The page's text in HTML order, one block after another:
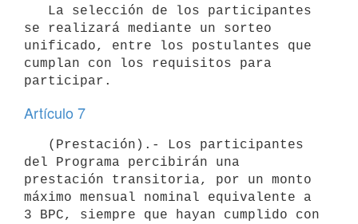
se realizará mediante un sorteo
unificado, entre los postulantes que
cumplan con los requisitos para
Artículo 7
del Programa percibirán una
prestación transitoria, por un monto
máximo mensual nominal equivalente a
3 BPC, siempre que hayan cumplido con